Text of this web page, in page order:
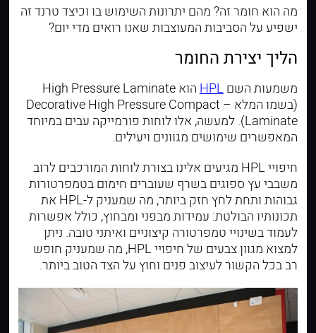
מה הוא חומר זה? מהם יתרונות השימוש בו וכיצד טרנד זה
ישפיע על הסביבות המעוצבות שאנו רואים מדי יום?
הליך יצירת החומר
משמעות השםHPL
הוא High Pressure Laminate
(בשמו המלא – Decorative High Pressure Compact
Laminate). למעשה, אלו לוחות פורמייקה עבים במיוחד
המאפשרים שימושים מגוונים ויעילים.
חיפויי HPL מגיעים אלינו בצורת לוחות המורכבים לרוב
משבבי עץ ספוגים בשרף שעוברים חימום בטמפרטורות
גבוהות ותחת לחץ חזק ביותר, מה שמעניק ל-HPL את
תכונותיו הבולטת: עמידות מבפני ומבחוץ, כולל אפשרות
לעמוד בשינויי טמפרטורה קיצוניים ואיתני טובה. ניתן
למצוא מגוון צבעים של חיפויי HPL, מה שמעניק חופש
רב בכל הקשור לעיצוב פנים וחוץ על הצד הטוב ביותר.